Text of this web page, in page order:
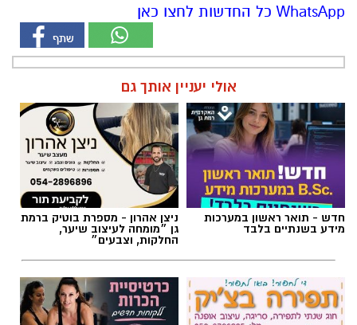
WhatsApp כל החדשות לחצו כאן
אולי יעניין אותך גם
חדש - תואר ראשון במערכות
מידע בשנתיים בלבד
ניצן אהרון - מספרת בוטיק ברמת
גן ״מומחה לעיצוב שיער,
החלקות, וצבעים״